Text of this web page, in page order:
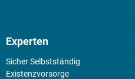
Experten
Sicher Selbstständig
Existenz­vorsorge